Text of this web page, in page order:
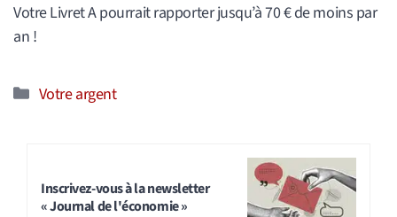
Votre Livret A pourrait rapporter jusqu’à 70 € de moins par
an !
Catégories
Votre argent
Inscrivez-vous à la newsletter
« Journal de l'économie »